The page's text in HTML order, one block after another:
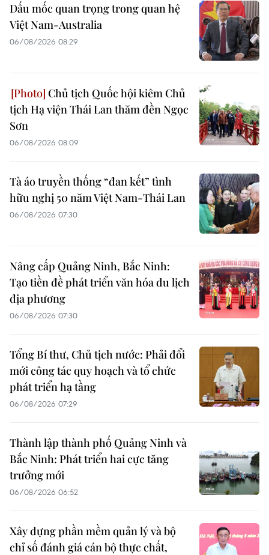
Dấu mốc quan trọng trong quan hệ
Việt Nam-Australia
06/08/2026 08:29
Chủ tịch Quốc hội kiêm Chủ
tịch Hạ viện Thái Lan thăm đền Ngọc
Sơn
06/08/2026 08:09
Tà áo truyền thống “đan kết” tình
hữu nghị 50 năm Việt Nam-Thái Lan
06/08/2026 07:30
Nâng cấp Quảng Ninh, Bắc Ninh:
Tạo tiền đề phát triển văn hóa du lịch
địa phương
06/08/2026 07:30
Tổng Bí thư, Chủ tịch nước: Phải đổi
mới công tác quy hoạch và tổ chức
phát triển hạ tầng
06/08/2026 07:29
Thành lập thành phố Quảng Ninh và
Bắc Ninh: Phát triển hai cực tăng
trưởng mới
06/08/2026 06:52
Xây dựng phần mềm quản lý và bộ
chỉ số đánh giá cán bộ thực chất,